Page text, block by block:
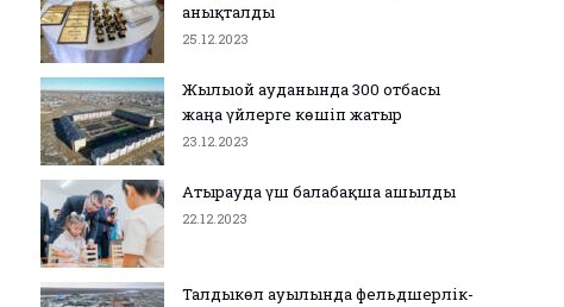
анықталды
25.12.2023
Жылыой ауданында 300 отбасы
жаңа үйлерге көшіп жатыр
23.12.2023
Атырауда үш балабақша ашылды
22.12.2023
Талдыкөл ауылында фельдшерлік-